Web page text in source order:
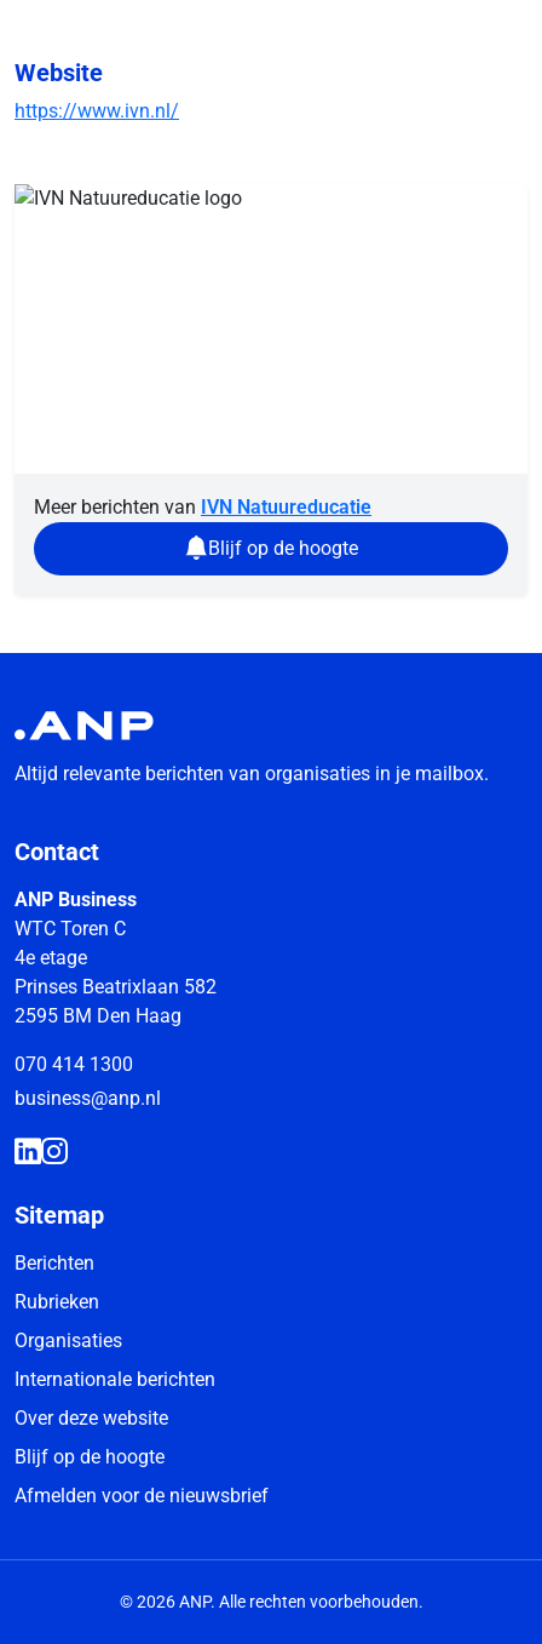
Website
https://www.ivn.nl/
Meer berichten van IVN Natuureducatie
Blijf op de hoogte
Altijd relevante berichten van organisaties in je mailbox.
Contact
ANP Business
WTC Toren C
4e etage
Prinses Beatrixlaan 582
2595 BM Den Haag
070 414 1300
business@anp.nl
Sitemap
Berichten
Rubrieken
Organisaties
Internationale berichten
Over deze website
Blijf op de hoogte
Afmelden voor de nieuwsbrief
© 2026 ANP. Alle rechten voorbehouden.